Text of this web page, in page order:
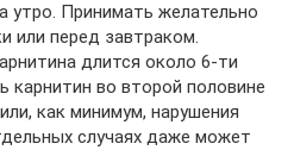
утро. Принимать желательно
или перед завтраком.
длится около 6-ти
карнитин во второй половине
как минимум, нарушения
случаях даже может